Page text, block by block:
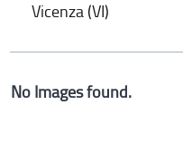
Vicenza (VI)
No Images found.